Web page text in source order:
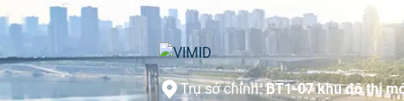
Trụ sở chính:BT1-07 khu đô thị